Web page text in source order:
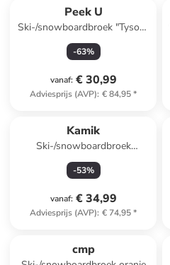
Peek U
Ski-/snowboardbroek "Tyson"
blauw
-63%
vanaf: € 30,99
Adviesprijs (AVP): € 84,95*
Kamik
Ski-/snowboardbroek
"Winkie" zwart
-53%
vanaf: € 34,99
Adviesprijs (AVP): € 74,95*
cmp